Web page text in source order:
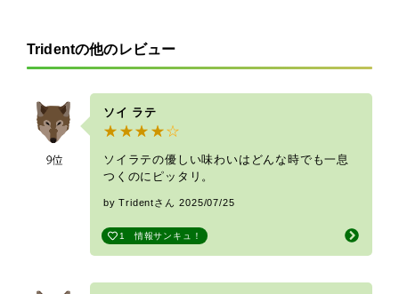
Tridentの他のレビュー
ソイ ラテ
ソイラテの優しい味わいはどんな時でも一息
つくのにピッタリ。
by Tridentさん 2025/07/25
1 情報サンキュ！